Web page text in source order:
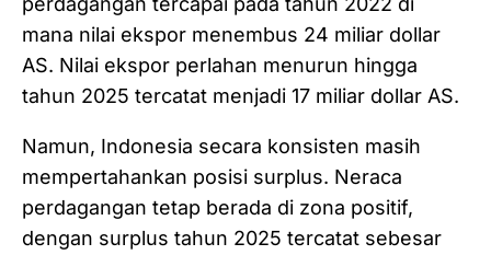
mana nilai ekspor menembus 24 miliar dollar
AS. Nilai ekspor perlahan menurun hingga
tahun 2025 tercatat menjadi 17 miliar dollar AS.
Namun, Indonesia secara konsisten masih
mempertahankan posisi surplus. Neraca
perdagangan tetap berada di zona positif,
dengan surplus tahun 2025 tercatat sebesar